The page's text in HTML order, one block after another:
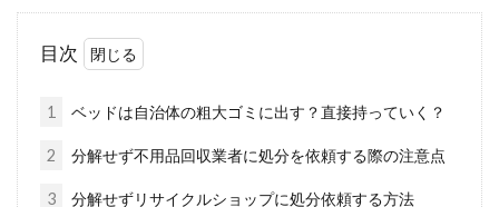
蛍光灯でも明るさ調節が出来る！？
目次
1 ベッドは自治体の粗大ゴミに出す？直接持っていく？
2 分解せず不用品回収業者に処分を依頼する際の注意点
3 分解せずリサイクルショップに処分依頼する方法